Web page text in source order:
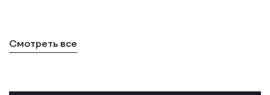
Смотреть все